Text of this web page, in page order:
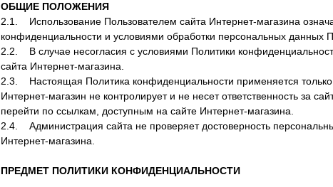
ОБЩИЕ ПОЛОЖЕНИЯ
2.1. Использование Пользователем сайта Интернет-магазина
конфиденциальности и условиями обработки персональных данных
2.2. В случае несогласия с условиями Политики
сайта Интернет-магазина.
2.3. Настоящая Политика конфиденциальности применяется
Интернет-магазин не контролирует и не несет ответственность за
перейти по ссылкам, доступным на сайте Интернет-магазина.
2.4. Администрация сайта не проверяет достоверность
Интернет-магазина.
ПРЕДМЕТ ПОЛИТИКИ КОНФИДЕНЦИАЛЬНОСТИ